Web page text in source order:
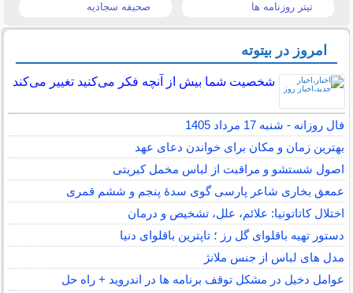
تیتر روزنامه ها صحیفه سجادیه
امروز در بیتوته
شخصیت شما بیش از آنچه فکر می‌کنید تغییر می‌کند
فال روزانه - شنبه 17 مرداد 1405
بهترین زمان و مکان برای خواندن دعای عهد
اصول شستشو و مراقبت از لباس مخمل کبریتی
عمعق بخاری شاعر پارسی گوی سدهٔ پنجم و ششم قمری
اختلال کاتاتونیا: علائم، علل، تشخیص و درمان
دستور تهیه باقلوای گل رز ؛ تاپترین باقلوای دنیا
مدل های لباس از جنس ملانژ
عوامل دخیل در مشکل توقف برنامه ها در اندروید + راه حل